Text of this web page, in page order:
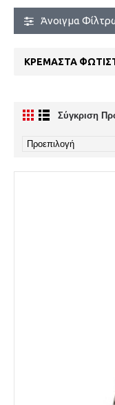
Άνοιγμα
ΚΡΕΜΑΣΤΆ
Σύγκριση